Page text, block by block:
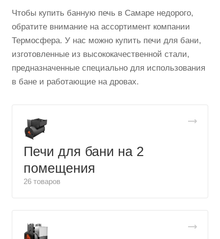
Чтобы купить банную печь в Самаре недорого,
обратите внимание на ассортимент компании
Термосфера. У нас можно купить печи для бани,
изготовленные из высококачественной стали,
предназначенные специально для использования
в бане и работающие на дровах.
Печи для бани на 2
помещения
26 товаров